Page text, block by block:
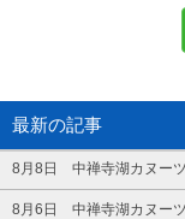
最新の記事
8月8日 中禅寺湖カヌー
8月6日 中禅寺湖カヌー